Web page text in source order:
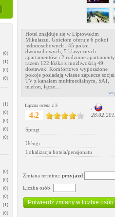
(0)
(1)
(0)
(0)
(1)
(0)
(0)
(0)
(0)
(0)
(0)
(0)
(0)
(1)
(0)
Hotel znajduje się w Liptowskim
Mikulaszu. Gościom oferuje 6 pokoi
jednoosobowych i 45 pokoi
dwuosobowych, 5 klasycznych
apartamentów i 2 rodzinne
razem 122 łóżka z możliwością 49
dostawek. Komfortowo wyposażone
pokoje posiadają własne zaplecze
TV z kanałem multimedialnym, SAT,
telefon, łącze…
Łączna ocena z 3
4.2
Sprzęt
Usługi
Lokalizacja hotela/pensjonatu
Zmiana terminu: przyjazd
Liczba osób